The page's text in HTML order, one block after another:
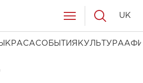
КРАСАСОБЫТИЯ КУЛЬТУРА
UK